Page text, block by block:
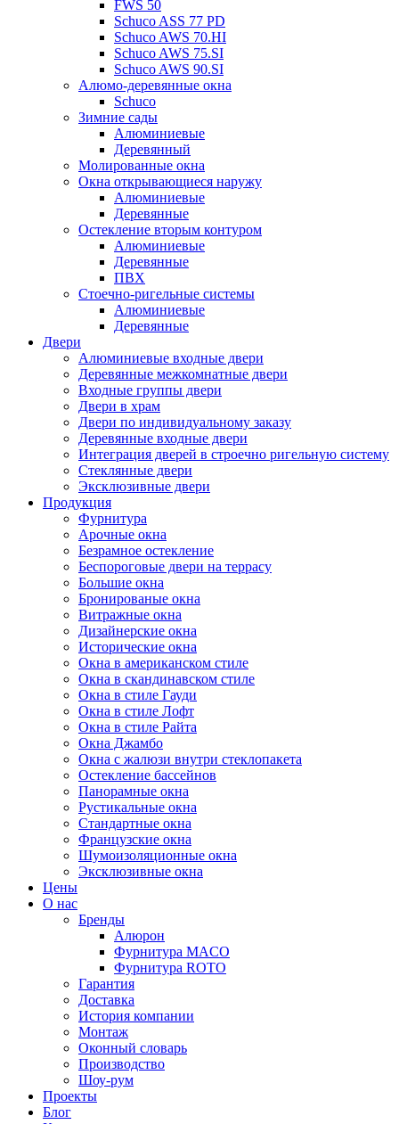
FWS 50
Schuco ASS 77 PD
Schuco AWS 70.HI
Schuco AWS 75.SI
Schuco AWS 90.SI
Алюмо-деревянные окна
Schuco
Зимние сады
Алюминиевые
Деревянный
Молированные окна
Окна открывающиеся наружу
Алюминиевые
Деревянные
Остекление вторым контуром
Алюминиевые
Деревянные
ПВХ
Стоечно-ригельные системы
Алюминиевые
Деревянные
Двери
Алюминиевые входные двери
Деревянные межкомнатные двери
Входные группы двери
Двери в храм
Двери по индивидуальному заказу
Деревянные входные двери
Интеграция дверей в строечно ригельную систему
Стеклянные двери
Эксклюзивные двери
Продукция
Фурнитура
Арочные окна
Безрамное остекление
Беспороговые двери на террасу
Большие окна
Бронированые окна
Витражные окна
Дизайнерские окна
Исторические окна
Окна в американском стиле
Окна в скандинавском стиле
Окна в стиле Гауди
Окна в стиле Лофт
Окна в стиле Райта
Окна Джамбо
Окна с жалюзи внутри стеклопакета
Остекление бассейнов
Панорамные окна
Рустикальные окна
Стандартные окна
Французские окна
Шумоизоляционные окна
Эксклюзивные окна
Цены
О нас
Бренды
Алюрон
Фурнитура MACO
Фурнитура ROTO
Гарантия
Доставка
История компании
Монтаж
Оконный словарь
Производство
Шоу-рум
Проекты
Блог